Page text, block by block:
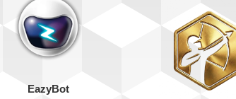
EazyBot